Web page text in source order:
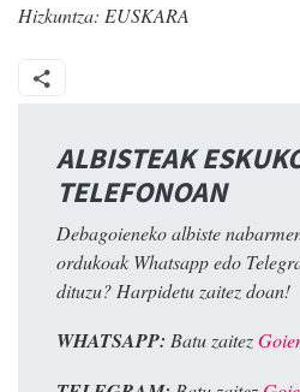
Hizkuntza: EUSKARA
ALBISTEAK
TELEFONOAN
Debagoieneko albiste
ordukoak Whatsapp edo
dituzu? Harpidetu zaitez doan!
WHATSAPP: Batu zaitez